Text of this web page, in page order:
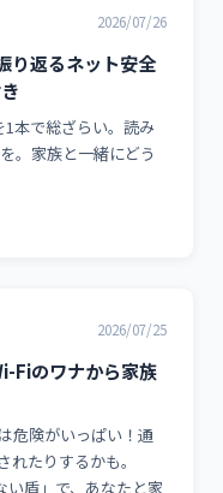
2026/07/26
り返るネット安全
本で総ざらい。読み
。家族と一緒にどう
2026/07/25
Fiのワナから家族
危険がいっぱい！通
たりするかも。
い盾」で、あなたと家